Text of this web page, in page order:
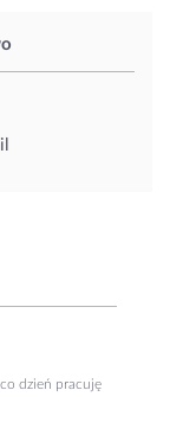
dzień pracuję